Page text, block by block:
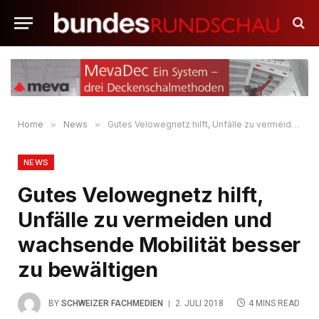
Home » News » Gutes Velowegnetz hilft, Unfälle zu vermeiden und wachsende Mobilität besser zu bewältigen
NEWS
Gutes Velowegnetz hilft,
Unfälle zu vermeiden und
wachsende Mobilität besser
zu bewältigen
BY SCHWEIZER FACHMEDIEN 2. JULI 2018 4 MINS READ